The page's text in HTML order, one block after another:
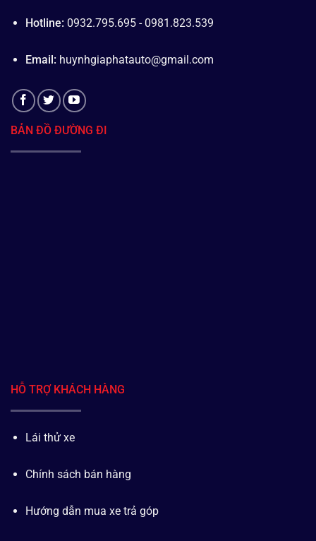
Hotline: 0932.795.695 - 0981.823.539
Email: huynhgiaphatauto@gmail.com
BẢN ĐỒ ĐƯỜNG ĐI
HỖ TRỢ KHÁCH HÀNG
Lái thử xe
Chính sách bán hàng
Hướng dẫn mua xe trả góp